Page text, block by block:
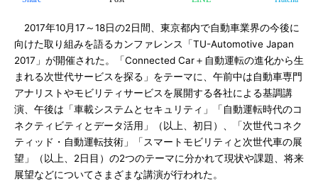
2017年10月17～18日の2日間、東京都内で自動車業界の今後に
向けた取り組みを語るカンファレンス「TU-Automotive Japan
2017」が開催された。「Connected Car＋自動運転の進化から生
まれる次世代サービスを探る」をテーマに、午前中は自動車専門
アナリストやモビリティサービスを展開する各社による基調講
演、午後は「車載システムとセキュリティ」「自動運転時代のコ
ネクティビティとデータ活用」（以上、初日）、「次世代コネク
ティッド・自動運転技術」「スマートモビリティと次世代車の展
望」（以上、2日目）の2つのテーマに分かれて現状や課題、将来
展望などについてさまざまな講演が行われた。